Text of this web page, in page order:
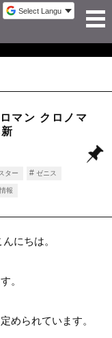
マン クロノマ
ター ゼニス
報
にちは。
。
められています。